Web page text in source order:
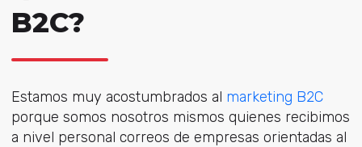
B2C?
Estamos muy acostumbrados al marketing B2C
porque somos nosotros mismos quienes recibimos
a nivel personal correos de empresas orientadas al